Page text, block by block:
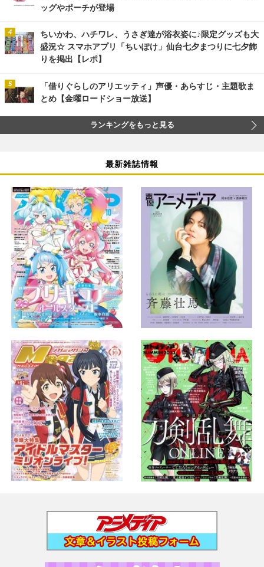
ッグやポーチが登場
ちいかわ、ハチワレ、うさぎ達が浴衣姿に♪限定グッズも大
盛況☆ スマホアプリ「ちいぽけ」仙台七夕まつりに七夕飾
りを掲出【レポ】
「借りぐらしのアリエッティ」声優・あらすじ・主題歌ま
とめ【金曜ロードショー放送】
ランキングをもっと見る
最新雑誌情報